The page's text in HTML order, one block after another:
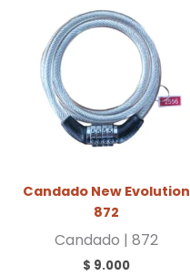
Candado New Evolution
872
Candado | 872
$ 9.000